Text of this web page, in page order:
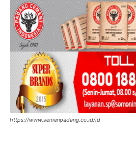
https://www.semenpadang.co.id/id